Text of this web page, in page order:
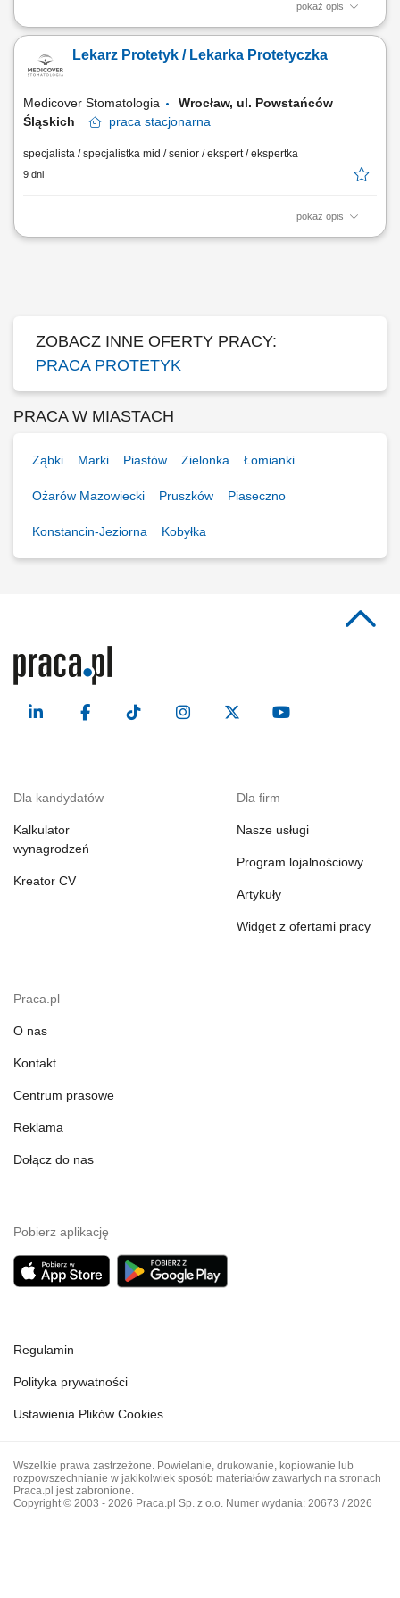
pokaż opis
Diagnozowanie potrzeb pacjentów i przygotowywanie kompleksowych
w tym prac stałych, ruchomych oraz rozwiązań opartych na implantach.
Prowadzenie leczenia zgodnie z aktualnymi standardami stomatologii i
Lekarz Protetyk / Lekarka Protetyczka
Medicover Stomatologia
Wrocław, ul. Powstańców
Śląskich
praca stacjonarna
specjalista / specjalistka mid / senior / ekspert / ekspertka
9 dni
pokaż opis
Opis stanowiska: Prowadzenie konsultacji stomatologicznych w
ZOBACZ INNE OFERTY PRACY:
PRACA PROTETYK
PRACA W MIASTACH
Ząbki Marki Piastów Zielonka Łomianki
Ożarów Mazowiecki Pruszków Piaseczno
Konstancin-Jeziorna Kobyłka
Dla kandydatów
Kalkulator
wynagrodzeń
Kreator CV
Dla firm
Nasze usługi
Program lojalnościowy
Artykuły
Widget z ofertami pracy
Praca.pl
O nas
Kontakt
Centrum prasowe
Reklama
Dołącz do nas
Pobierz aplikację
Regulamin
Polityka prywatności
Ustawienia Plików Cookies
Wszelkie prawa zastrzeżone. Powielanie, drukowanie, kopiowanie lub
rozpowszechnianie w jakikolwiek sposób materiałów zawartych na stronach
Praca.pl jest zabronione.
Copyright © 2003 - 2026 Praca.pl Sp. z o.o. Numer wydania: 20673 / 2026